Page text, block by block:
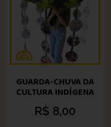
GUARDA-CHUVA DA
CULTURA INDÍGENA
R$ 8,00